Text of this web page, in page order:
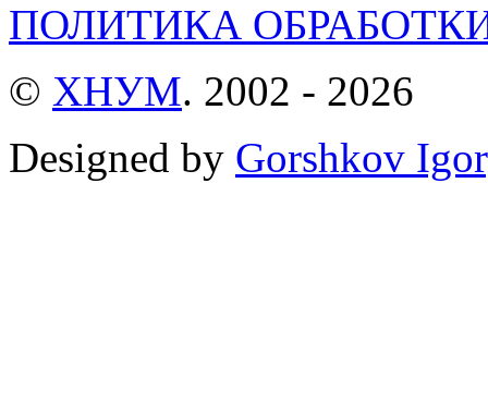
ПОЛИТИКА
© ХНУМ. 2002 - 2026
Designed by Gorshkov Igor